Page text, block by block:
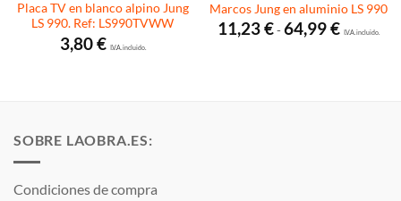
Placa TV en blanco alpino Jung
LS 990. Ref: LS990TVWW
3,80€I.V.A. incluido.
Marcos Jung en aluminio LS 990
11,23€-64,99€Rango
de
I.V.A. incluido.
SOBRE LAOBRA.ES:
Condiciones de compra